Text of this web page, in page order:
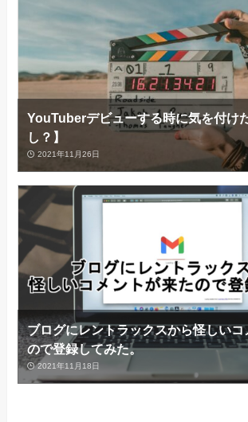
YouTuberデビューする時に気を付け
し？】
2021年11月26日
ブログにレントラックスから怪しい
ので登録してみた。
2021年11月18日